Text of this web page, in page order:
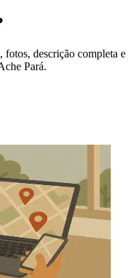
fotos, descrição completa e
Pará.